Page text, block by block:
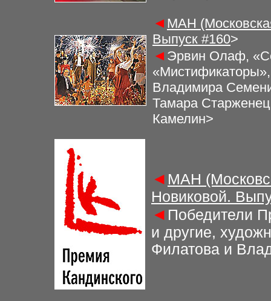
◄ МАН
Выпуск #160>
◄ Эрвин Олаф,
Владимира
Тамара
Камелин>
◄ МАН
Новиковой.
◄ Победители
и другие,
Филатова и